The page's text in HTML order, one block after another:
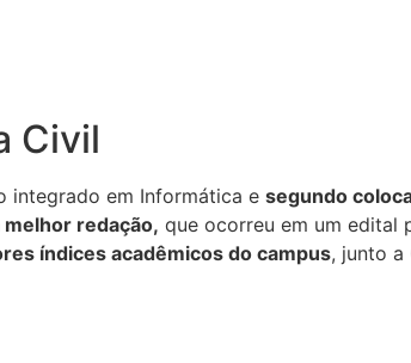
Civil
integrado em Informática e segundo
melhor redação, que ocorreu em um edital
índices acadêmicos do campus, junto a